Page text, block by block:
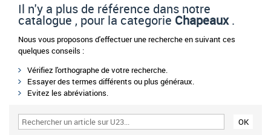
Il n'y a plus de référence dans notre
catalogue , pour la categorie Chapeaux.
Nous vous proposons d'effectuer une recherche en suivant ces
quelques conseils :
Vérifiez l'orthographe de votre recherche.
Essayer des termes différents ou plus généraux.
Evitez les abréviations.